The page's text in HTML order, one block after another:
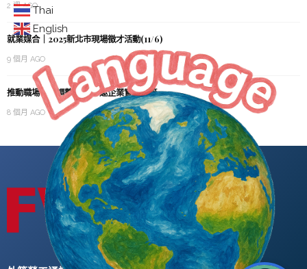
Thai
English
2 週 AGO
就業媒合｜2025新北市現場徵才活動(11/6)
9 個月 AGO
推動職場合理調整 勞動部邀企業實例示範
8 個月 AGO